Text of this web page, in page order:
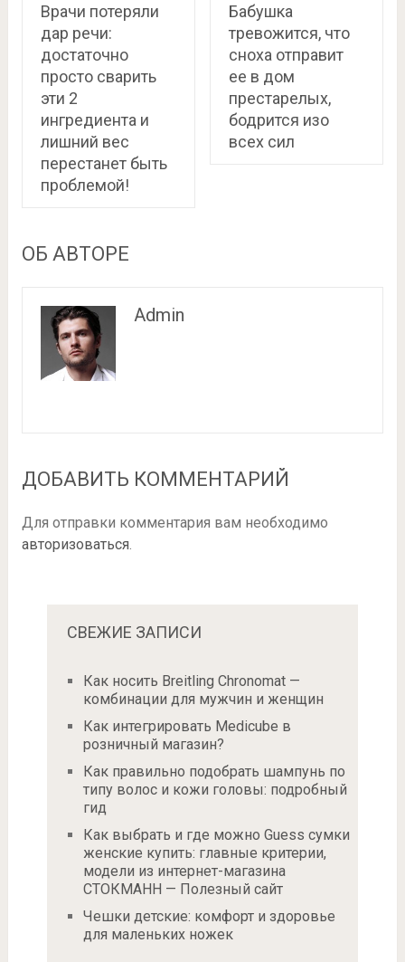
Врачи потеряли
дар речи:
достаточно
просто cварить
эти 2
ингредиента и
лишний вес
перестанет быть
проблемой!
Бабушка
тревожится, что
сноха отправит
ее в дом
престарелых,
бодрится изо
всех сил
ОБ АВТОРЕ
Admin
ДОБАВИТЬ КОММЕНТАРИЙ
Для отправки комментария вам необходимо
авторизоваться
СВЕЖИЕ ЗАПИСИ
Как носить Breitling Chronomat —
комбинации для мужчин и женщин
Как интегрировать Medicube в
розничный магазин?
Как правильно подобрать шампунь по
типу волос и кожи головы: подробный
гид
Как выбрать и где можно Guess сумки
женские купить: главные критерии,
модели из интернет-магазина
СТОКМАНН — Полезный сайт
Чешки детские: комфорт и здоровье
для маленьких ножек